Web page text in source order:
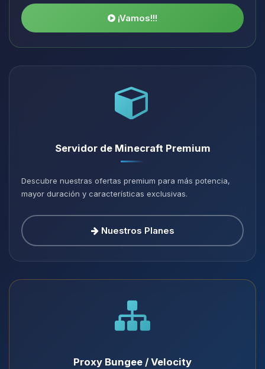
¡Vamos!!!
Servidor de Minecraft Premium
Descubre nuestras ofertas premium para más potencia,
mayor duración y características exclusivas.
Nuestros Planes
Proxy Bungee / Velocity